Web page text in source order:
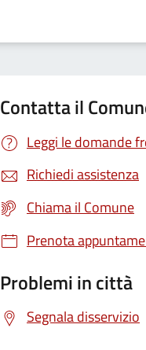
Contatta il
Leggi le domande
Richiedi assistenza
Chiama il Comune
Prenota
Problemi in città
Segnala disservizio